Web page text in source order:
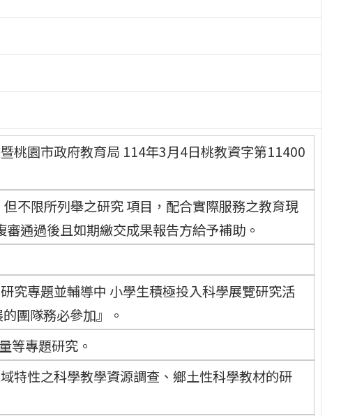
桃園市政府教育局 114年3月4日桃教資字第11400
不限所列舉之研究 項目，配合實際服務之教育現
通過後且如期繳交成果報告方給予補助。
究專題並輔導中 小學生積極投入科學展覽研究活
團隊務必參加』。
等專題研究。
特性之科學教學資源調查、鄉土性科學教材的研